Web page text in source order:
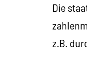
Die
z.B.